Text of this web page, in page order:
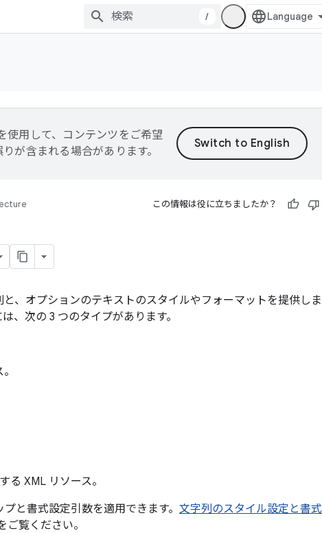
/
使用して、コンテンツをご希望
が含まれる場合があります。
この情報は役に立ちましたか？
、オプションのテキストのスタイルやフォーマットを提供しま
、次の 3 つのタイプがあります。
る XML リソース。
と書式設定引数を適用できます。 文字列のスタイル設定と書式
ご覧ください。